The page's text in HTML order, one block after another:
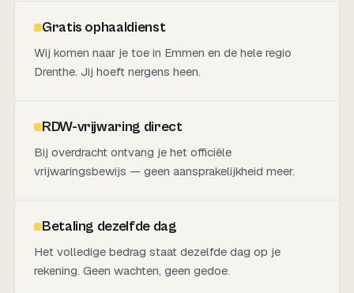
Gratis ophaaldienst
Wij komen naar je toe in Emmen en de hele regio
Drenthe. Jij hoeft nergens heen.
RDW-vrijwaring direct
Bij overdracht ontvang je het officiële
vrijwaringsbewijs — geen aansprakelijkheid meer.
Betaling dezelfde dag
Het volledige bedrag staat dezelfde dag op je
rekening. Geen wachten, geen gedoe.